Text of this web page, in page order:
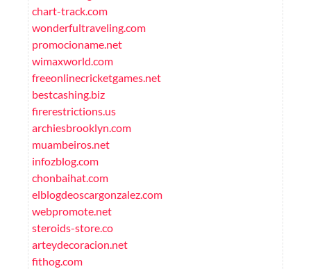
chart-track.com
wonderfultraveling.com
promocioname.net
wimaxworld.com
freeonlinecricketgames.net
bestcashing.biz
firerestrictions.us
archiesbrooklyn.com
muambeiros.net
infozblog.com
chonbaihat.com
elblogdeoscargonzalez.com
webpromote.net
steroids-store.co
arteydecoracion.net
fithog.com